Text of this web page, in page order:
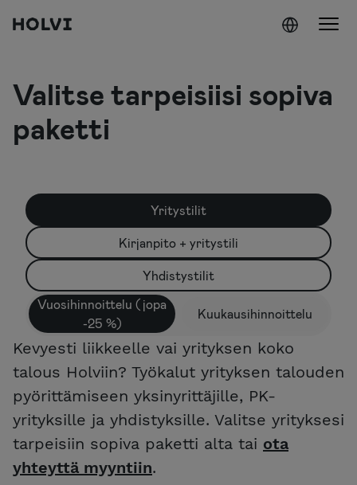
Holvi
Valitse tarpeisiisi sopiva
paketti
Yritystilit
Kirjanpito + yritystili
Yhdistystilit
Vuosihinnoittelu (jopa
-25 %)
Kuukausihinnoittelu
Kevyesti liikkeelle vai yrityksen koko
talous Holviin? Työkalut yrityksen talouden
pyörittämiseen yksinyrittäjille, PK-
yrityksille ja yhdistyksille. Valitse yrityksesi
tarpeisiin sopiva paketti alta tai ota
yhteyttä myyntiin.